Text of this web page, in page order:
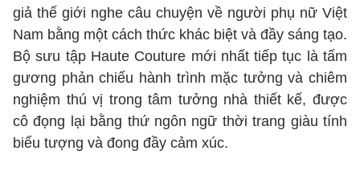
giả thế giới nghe câu chuyện về người phụ nữ Việt
Nam bằng một cách thức khác biệt và đầy sáng tạo.
Bộ sưu tập Haute Couture mới nhất tiếp tục là tấm
gương phản chiếu hành trình mặc tưởng và chiêm
nghiệm thú vị trong tâm tưởng nhà thiết kế, được
cô đọng lại bằng thứ ngôn ngữ thời trang giàu tính
biểu tượng và đong đầy cảm xúc.